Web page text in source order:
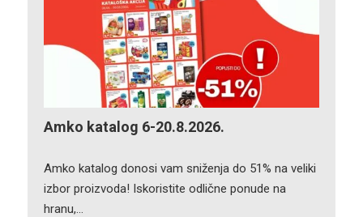
Amko katalog 6-20.8.2026.
Amko katalog donosi vam sniženja do 51% na veliki
izbor proizvoda! Iskoristite odlične ponude na
hranu,…